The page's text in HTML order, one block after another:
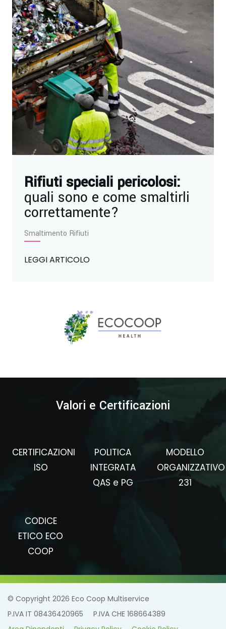
Rifiuti speciali pericolosi:
quali sono e come smaltirli
correttamente?
Smaltimento Rifiuti
LEGGI ARTICOLO
Valori e Certificazioni
CERTIFICAZIONI
ISO
POLITICA
INTEGRATA
QAS e PG
MODELLO
ORGANIZZATIVO
231
CODICE
ETICO ECO
COOP
© Copyright 2026 Eco Coop Multiservice
P.IVA IT 08436420965
P.IVA CHE 168664389